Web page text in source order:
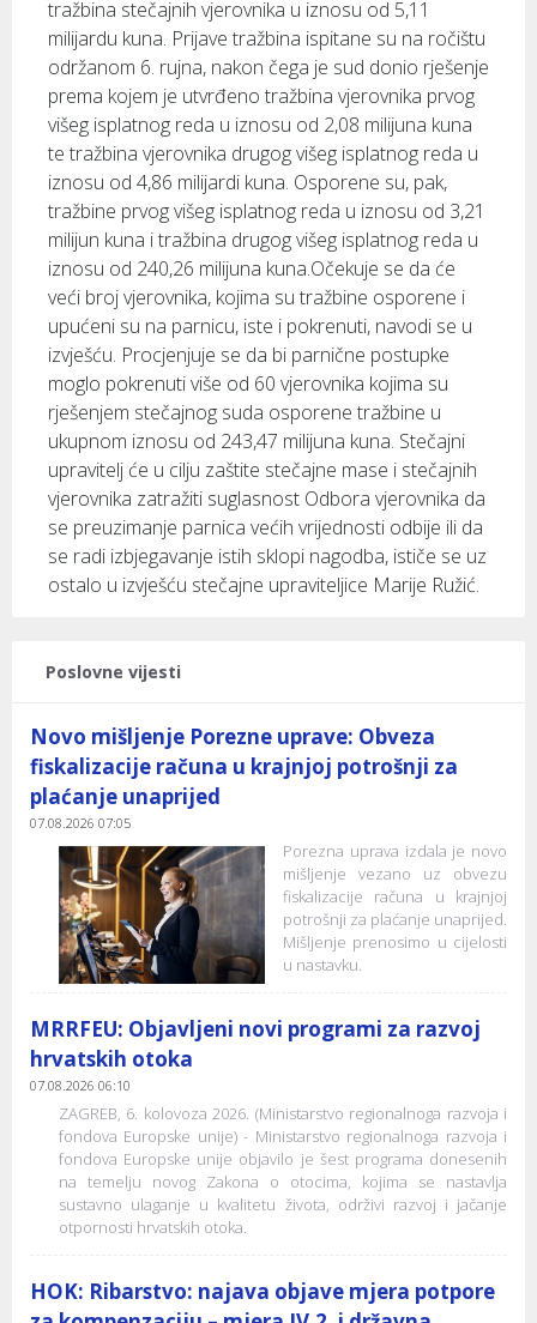
tražbina stečajnih vjerovnika u iznosu od 5,11
milijardu kuna. Prijave tražbina ispitane su na ročištu
održanom 6. rujna, nakon čega je sud donio rješenje
prema kojem je utvrđeno tražbina vjerovnika prvog
višeg isplatnog reda u iznosu od 2,08 milijuna kuna
te tražbina vjerovnika drugog višeg isplatnog reda u
iznosu od 4,86 milijardi kuna. Osporene su, pak,
tražbine prvog višeg isplatnog reda u iznosu od 3,21
milijun kuna i tražbina drugog višeg isplatnog reda u
iznosu od 240,26 milijuna kuna.Očekuje se da će
veći broj vjerovnika, kojima su tražbine osporene i
upućeni su na parnicu, iste i pokrenuti, navodi se u
izvješću. Procjenjuje se da bi parnične postupke
moglo pokrenuti više od 60 vjerovnika kojima su
rješenjem stečajnog suda osporene tražbine u
ukupnom iznosu od 243,47 milijuna kuna. Stečajni
upravitelj će u cilju zaštite stečajne mase i stečajnih
vjerovnika zatražiti suglasnost Odbora vjerovnika da
se preuzimanje parnica većih vrijednosti odbije ili da
se radi izbjegavanje istih sklopi nagodba, ističe se uz
ostalo u izvješću stečajne upraviteljice Marije Ružić.
Poslovne vijesti
Novo mišljenje Porezne uprave: Obveza
fiskalizacije računa u krajnjoj potrošnji za
plaćanje unaprijed
07.08.2026 07:05
Porezna uprava izdala je novo
mišljenje vezano uz obvezu
fiskalizacije računa u krajnjoj
potrošnji za plaćanje unaprijed.
Mišljenje prenosimo u cijelosti
u nastavku.
MRRFEU: Objavljeni novi programi za razvoj
hrvatskih otoka
07.08.2026 06:10
ZAGREB, 6. kolovoza 2026. (Ministarstvo regionalnoga razvoja i
fondova Europske unije) - Ministarstvo regionalnoga razvoja i
fondova Europske unije objavilo je šest programa donesenih
na temelju novog Zakona o otocima, kojima se nastavlja
sustavno ulaganje u kvalitetu života, održivi razvoj i jačanje
otpornosti hrvatskih otoka.
HOK: Ribarstvo: najava objave mjera potpore